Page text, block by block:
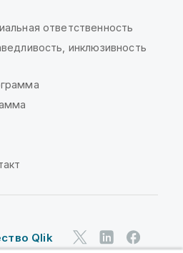
ответственность
инклюзивность
Qlik